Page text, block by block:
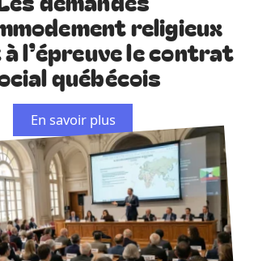
religieux
l’épreuve le contrat
québécois
En savoir plus